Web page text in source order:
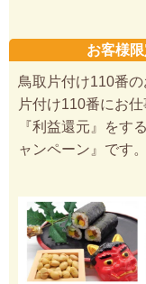
お客様
鳥取片付け110番
片付け110番にお
『利益還元』をす
ャンペーン』です。